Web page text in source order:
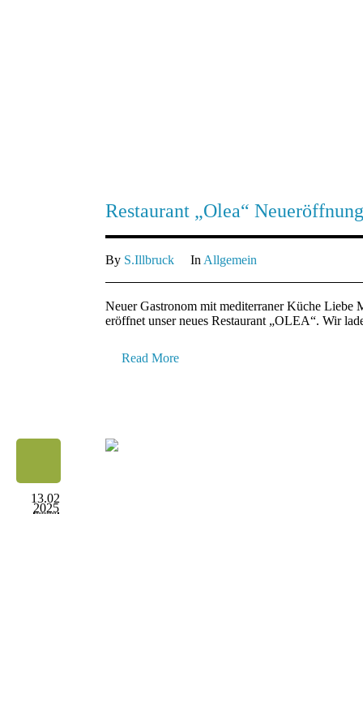
Restaurant „Olea“ Neueröffnung
By S.Illbruck In Allgemein
Neuer Gastronom mit mediterraner Küche Liebe
eröffnet unser neues Restaurant „OLEA“. Wir
Read More
13.02
2025